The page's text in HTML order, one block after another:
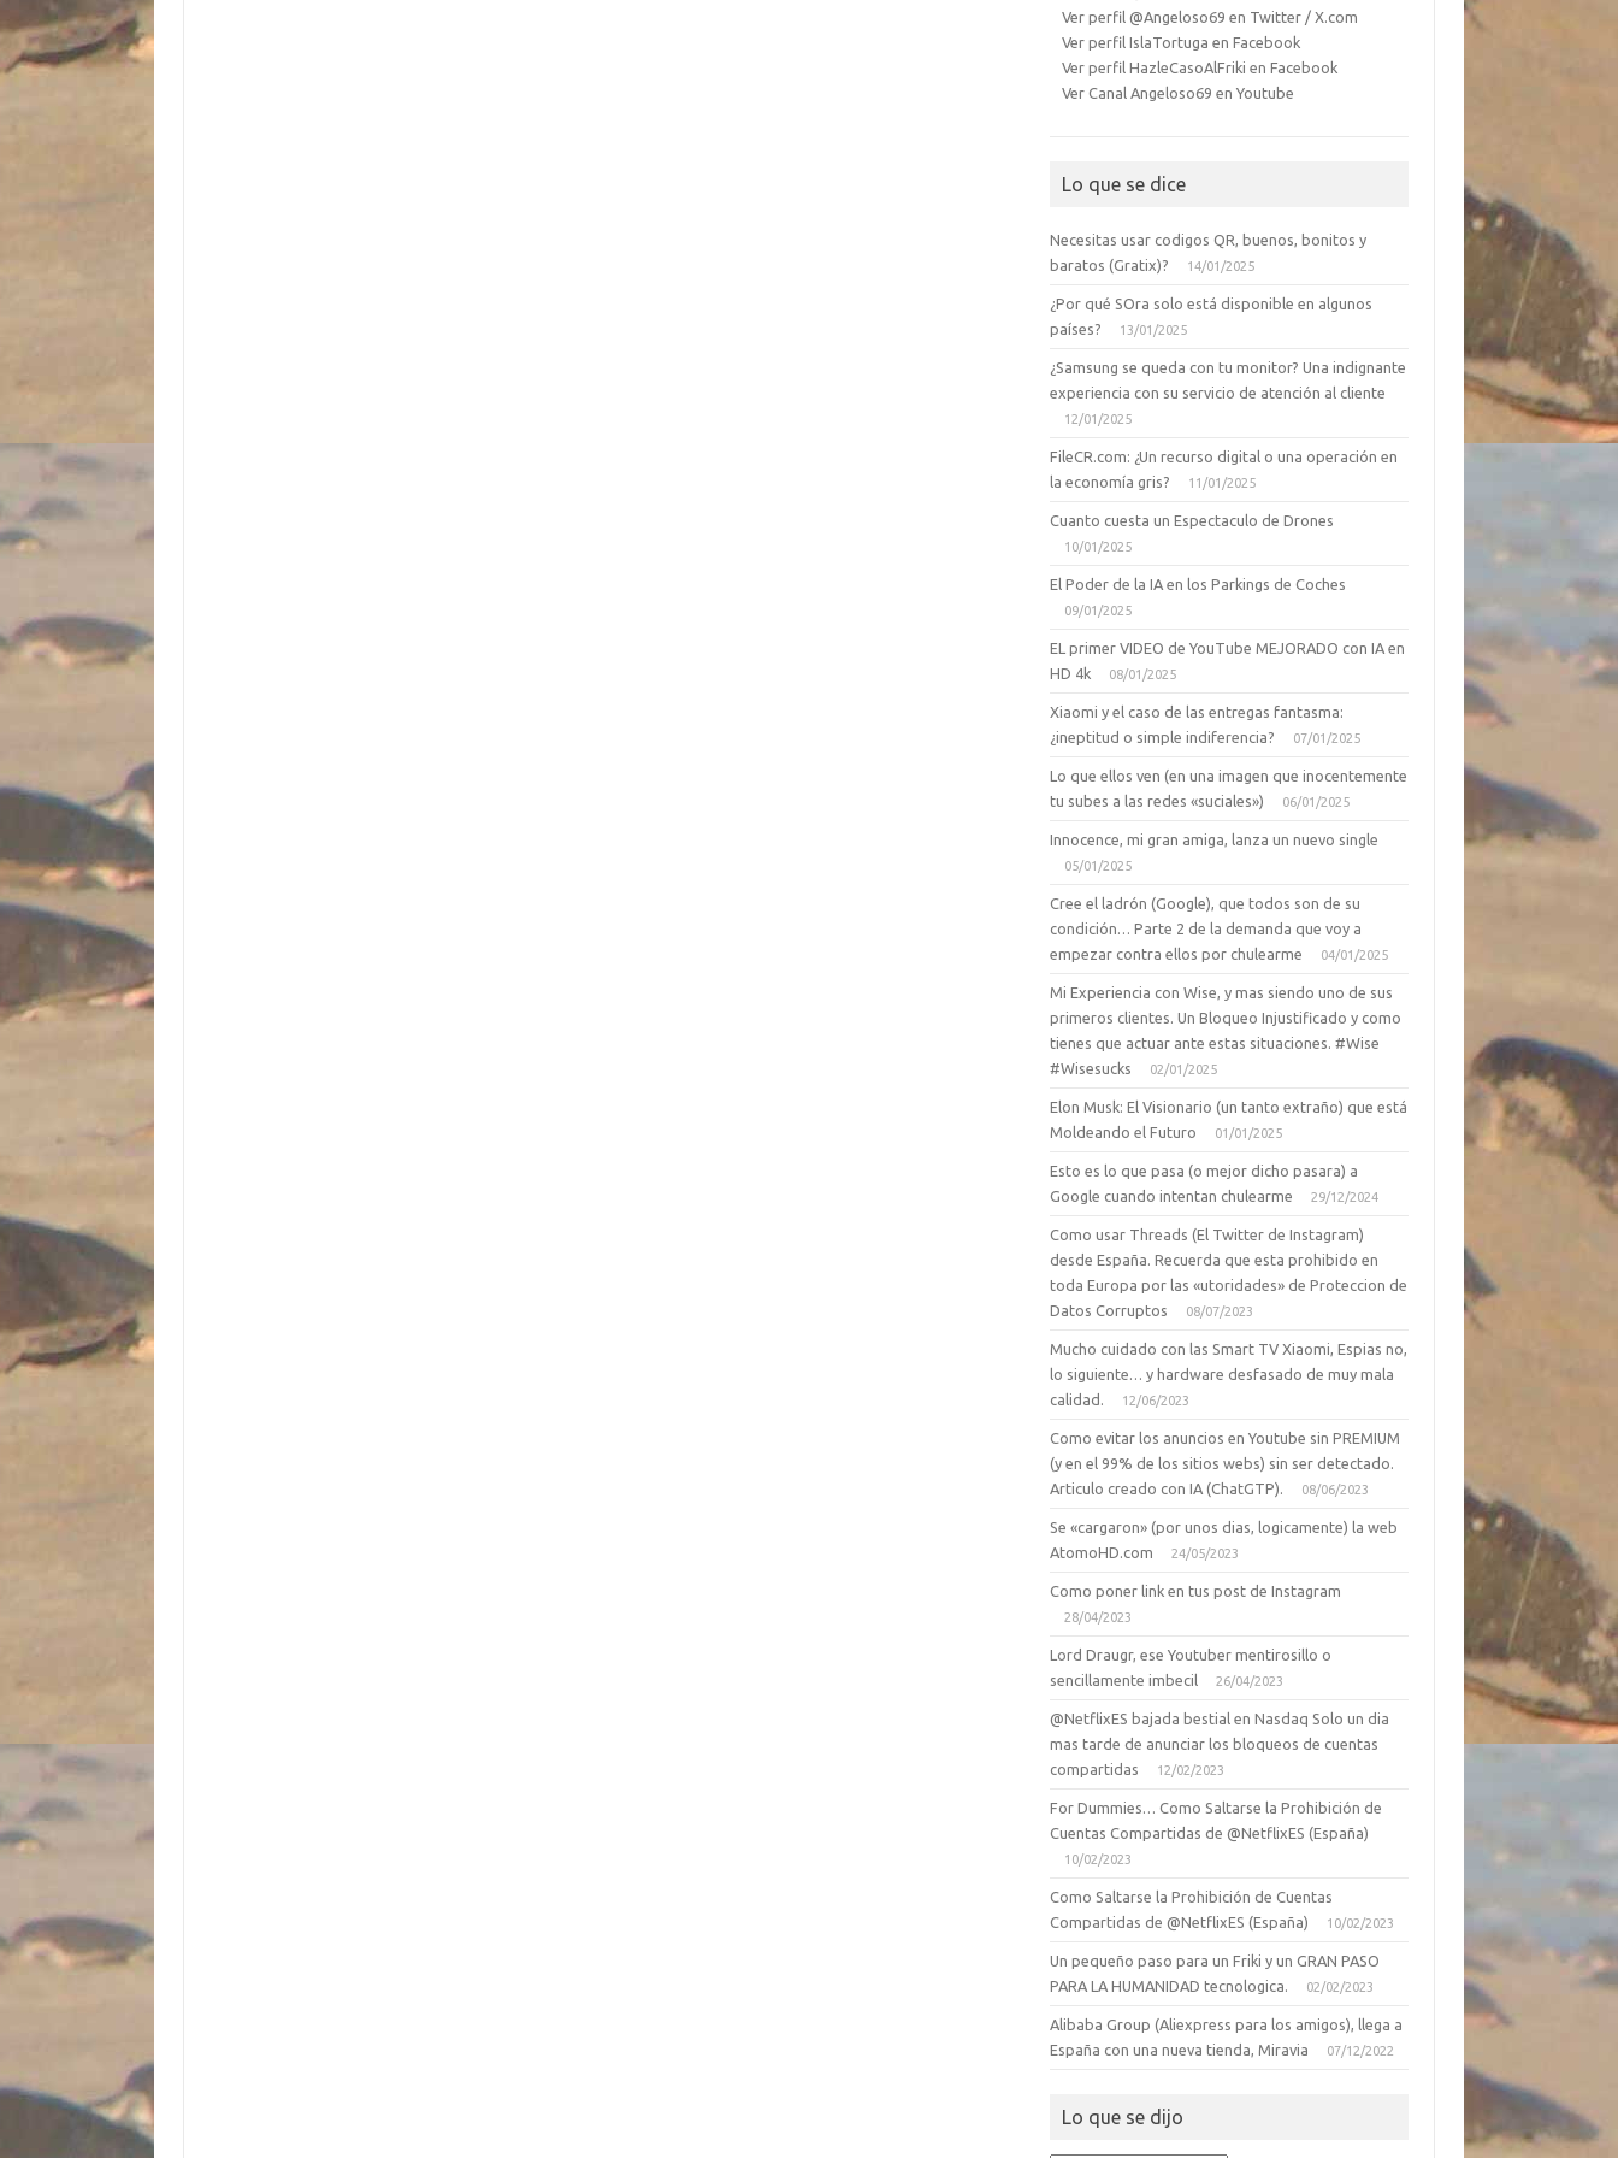
Ver perfil @Angeloso69 en Twitter / X.com
Ver perfil IslaTortuga en Facebook
Ver perfil HazleCasoAlFriki en Facebook
Ver Canal Angeloso69 en Youtube
Lo que se dice
Necesitas usar codigos QR, buenos, bonitos y
baratos (Gratix)?
14/01/2025
¿Por qué SOra solo está disponible en algunos
países?
13/01/2025
¿Samsung se queda con tu monitor? Una indignante
experiencia con su servicio de atención al cliente
12/01/2025
FileCR.com: ¿Un recurso digital o una operación en
la economía gris?
11/01/2025
Cuanto cuesta un Espectaculo de Drones
10/01/2025
El Poder de la IA en los Parkings de Coches
09/01/2025
EL primer VIDEO de YouTube MEJORADO con IA en
HD 4k
08/01/2025
Xiaomi y el caso de las entregas fantasma:
¿ineptitud o simple indiferencia?
07/01/2025
Lo que ellos ven (en una imagen que inocentemente
tu subes a las redes «suciales»)
06/01/2025
Innocence, mi gran amiga, lanza un nuevo single
05/01/2025
Cree el ladrón (Google), que todos son de su
condición… Parte 2 de la demanda que voy a
empezar contra ellos por chulearme
04/01/2025
Mi Experiencia con Wise, y mas siendo uno de sus
primeros clientes. Un Bloqueo Injustificado y como
tienes que actuar ante estas situaciones. #Wise
#Wisesucks
02/01/2025
Elon Musk: El Visionario (un tanto extraño) que está
Moldeando el Futuro
01/01/2025
Esto es lo que pasa (o mejor dicho pasara) a
Google cuando intentan chulearme
29/12/2024
Como usar Threads (El Twitter de Instagram)
desde España. Recuerda que esta prohibido en
toda Europa por las «utoridades» de Proteccion de
Datos Corruptos
08/07/2023
Mucho cuidado con las Smart TV Xiaomi, Espias no,
lo siguiente… y hardware desfasado de muy mala
calidad.
12/06/2023
Como evitar los anuncios en Youtube sin PREMIUM
(y en el 99% de los sitios webs) sin ser detectado.
Articulo creado con IA (ChatGTP).
08/06/2023
Se «cargaron» (por unos dias, logicamente) la web
AtomoHD.com
24/05/2023
Como poner link en tus post de Instagram
28/04/2023
Lord Draugr, ese Youtuber mentirosillo o
sencillamente imbecil
26/04/2023
@NetflixES bajada bestial en Nasdaq Solo un dia
mas tarde de anunciar los bloqueos de cuentas
compartidas
12/02/2023
For Dummies… Como Saltarse la Prohibición de
Cuentas Compartidas de @NetflixES (España)
10/02/2023
Como Saltarse la Prohibición de Cuentas
Compartidas de @NetflixES (España)
10/02/2023
Un pequeño paso para un Friki y un GRAN PASO
PARA LA HUMANIDAD tecnologica.
02/02/2023
Alibaba Group (Aliexpress para los amigos), llega a
España con una nueva tienda, Miravia
07/12/2022
Lo que se dijo